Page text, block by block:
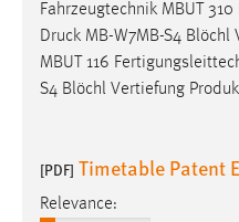
Fahrzeugtechnik MBUT
Druck MB-W7MB-S4
MBUT 116
S4 Blöchl Vertiefung
[PDF] Timetable Patent
Relevance: